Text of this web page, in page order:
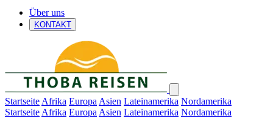
Über uns
KONTAKT
Startseite Afrika Europa Asien Lateinamerika Nordamerika
Startseite Afrika Europa Asien Lateinamerika Nordamerika